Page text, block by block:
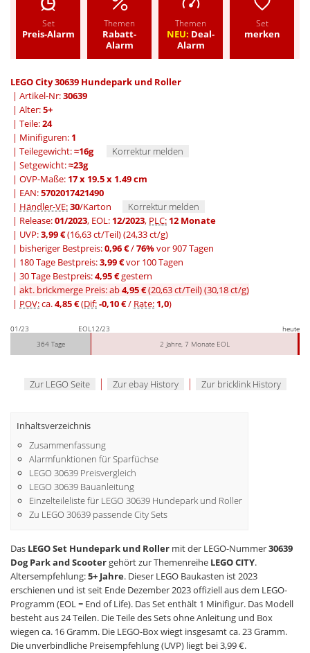
Set
Preis-Alarm
Themen
Rabatt-
Alarm
Themen
NEU: Deal-
Alarm
Set
merken
LEGO City 30639 Hundepark und Roller
| Artikel-Nr:30639
| Alter:5+
| Teile:24
| Minifiguren: 1
| Teilegewicht:≈16g
Korrektur melden
| Setgewicht:≈23g
| OVP-Maße: 17 x 19.5 x 1.49 cm
| EAN:5702017421490
| Händler-VE:30/Karton
Korrektur melden
| Release:01/2023, EOL: 12/2023, PLC: 12 Monate
| UVP:3,99 €(16,63 ct/Teil)(24,33 ct/g)
| bisheriger Bestpreis:0,96 €/76%vor 907 Tagen
| 180 Tage Bestpreis:3,99 €vor 100 Tagen
| 30 Tage Bestpreis:4,95 €gestern
| akt. brickmerge Preis: ab4,95 €(20,63 ct/Teil)(30,18 ct/g)
| POV:ca.4,85 €(Dif:-0,10 €/ Rate: 1,0)
01/23 EOL 12/23
heute
364 Tage
2 Jahre, 7 Monate EOL
Zur LEGO Seite | Zur ebay History | Zur bricklink History
Inhaltsverzeichnis
Zusammenfassung
Alarmfunktionen für Sparfüchse
LEGO 30639 Preisvergleich
LEGO 30639 Bauanleitung
Einzelteileliste für LEGO 30639 Hundepark und Roller
Zu LEGO 30639 passende City Sets
Das LEGO Set Hundepark und Roller mit der LEGO-Nummer30639
Dog Park and Scootergehört zur Themenreihe LEGO CITY.
Altersempfehlung:5+ Jahre. Dieser LEGO Baukasten ist 2023
erschienen und ist seit Ende Dezember 2023 offiziell aus dem LEGO-
Programm (EOL = End of Life). Das Set enthält 1 Minifigur. Das Modell
besteht aus 24 Teilen. Die Teile des Sets ohne Anleitung und Box
wiegen ca. 16 Gramm. Die LEGO-Box wiegt insgesamt ca. 23 Gramm.
Die unverbindliche Preisempfehlung (UVP) liegt bei 3,99 €.